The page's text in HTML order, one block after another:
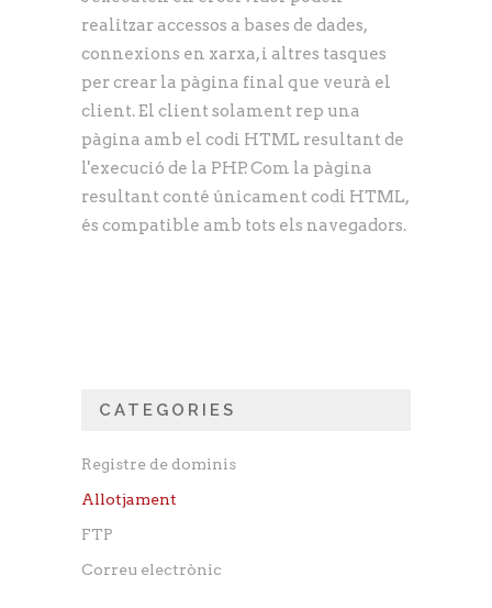
realitzar accessos a bases de dades,
connexions en xarxa, i altres tasques
per crear la pàgina final que veurà el
client. El client solament rep una
pàgina amb el codi HTML resultant de
l'execució de la PHP. Com la pàgina
resultant conté únicament codi HTML,
és compatible amb tots els navegadors.
CATEGORIES
Registre de dominis
Allotjament
FTP
Correu electrònic